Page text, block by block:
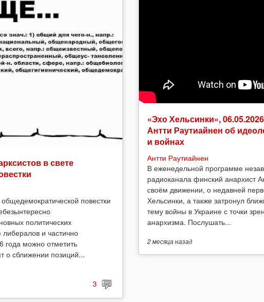
в свете
повестки
политических
либералов и частично
года можно отметить
о сближении позиций...
3
«Эхо Хельсинки»,
Антти Раутиайнен об
и войнах
Антти Раутиайнен
В еженедельной программе
радиоканала финский анархист
своём движении, о недавней
Хельсинки, а также затронул
тему войны в Украине с точки
анархизма. Послушать...
2 месяца назад